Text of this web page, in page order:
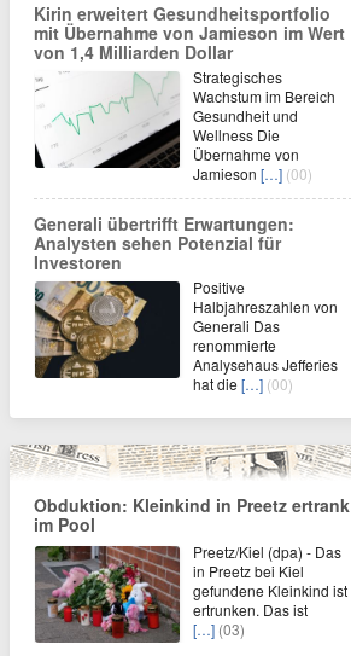
Kirin erweitert Gesundheitsportfolio
mit Übernahme von Jamieson im Wert
von 1,4 Milliarden Dollar
Strategisches
Wachstum im Bereich
Gesundheit und
Wellness Die
Übernahme von
Jamieson […] (00)
Generali übertrifft Erwartungen:
Analysten sehen Potenzial für
Investoren
Positive
Halbjahreszahlen von
Generali Das
renommierte
Analysehaus Jefferies
hat die […] (00)
Obduktion: Kleinkind in Preetz ertrank
im Pool
Preetz/Kiel (dpa) - Das
in Preetz bei Kiel
gefundene Kleinkind ist
ertrunken. Das ist
[…] (03)